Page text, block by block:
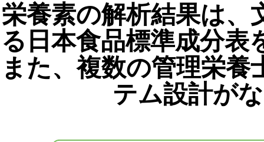
栄養素の解析結果は、
る日本食品標準成分表
また、複数の管理栄
テム設計が